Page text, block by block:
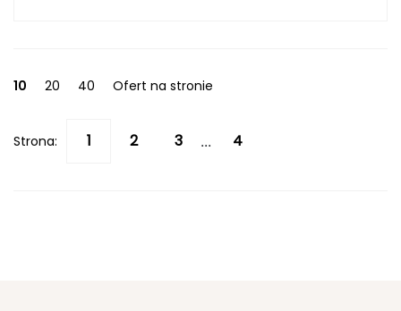
10 20 40 Ofert na stronie
Strona: ...